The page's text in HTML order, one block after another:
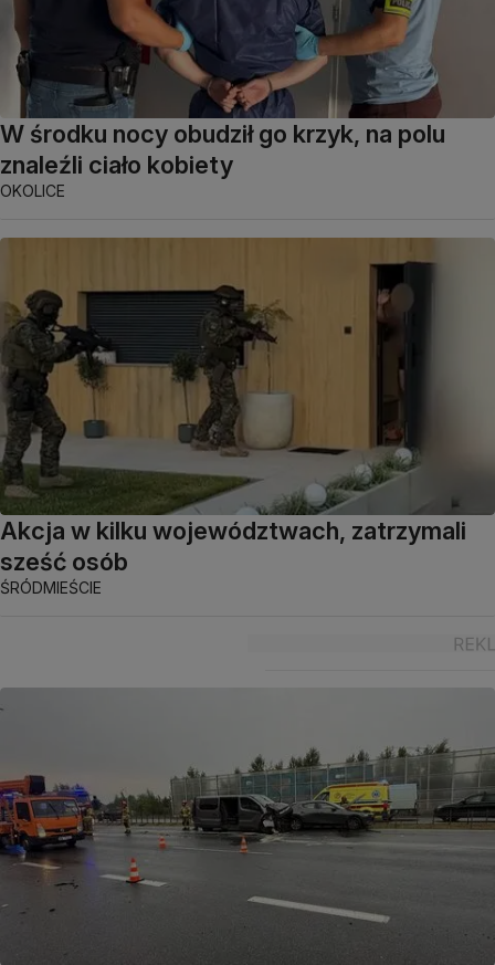
W środku nocy obudził go krzyk, na polu
znaleźli ciało kobiety
OKOLICE
Akcja w kilku województwach, zatrzymali
sześć osób
ŚRÓDMIEŚCIE